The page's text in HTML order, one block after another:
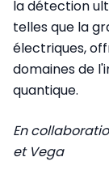
la détection
telles que la
électriques,
domaines de
quantique.
En
et Vega